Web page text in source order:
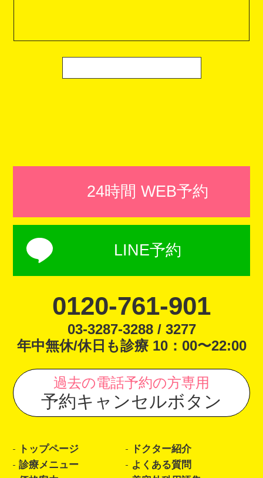
24時間 WEB予約
LINE予約
0120-761-901
03-3287-3288 / 3277
年中無休/休日も診療 10：00〜22:00
過去の電話予約の方専用
予約キャンセルボタン
トップページ
ドクター紹介
診療メニュー
よくある質問